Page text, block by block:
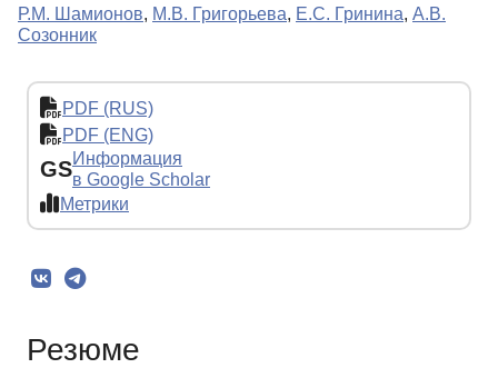
Р.М. Шамионов, М.В. Григорьева, Е.С. Гринина, А.В.
Созонник
PDF (RUS)
PDF (ENG)
GSИнформация
в Google Scholar
Метрики
Резюме